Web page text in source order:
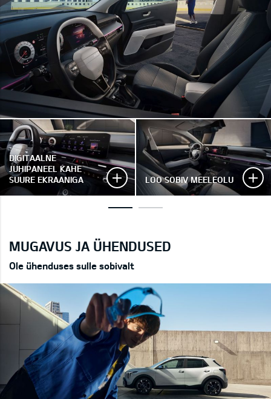
DIGITAALNE
JUHIPANEEL KAHE
SUURE EKRAANIGA
LOO SOBIV MEELEOLU
MUGAVUS JA ÜHENDUSED
Ole ühenduses sulle sobivalt